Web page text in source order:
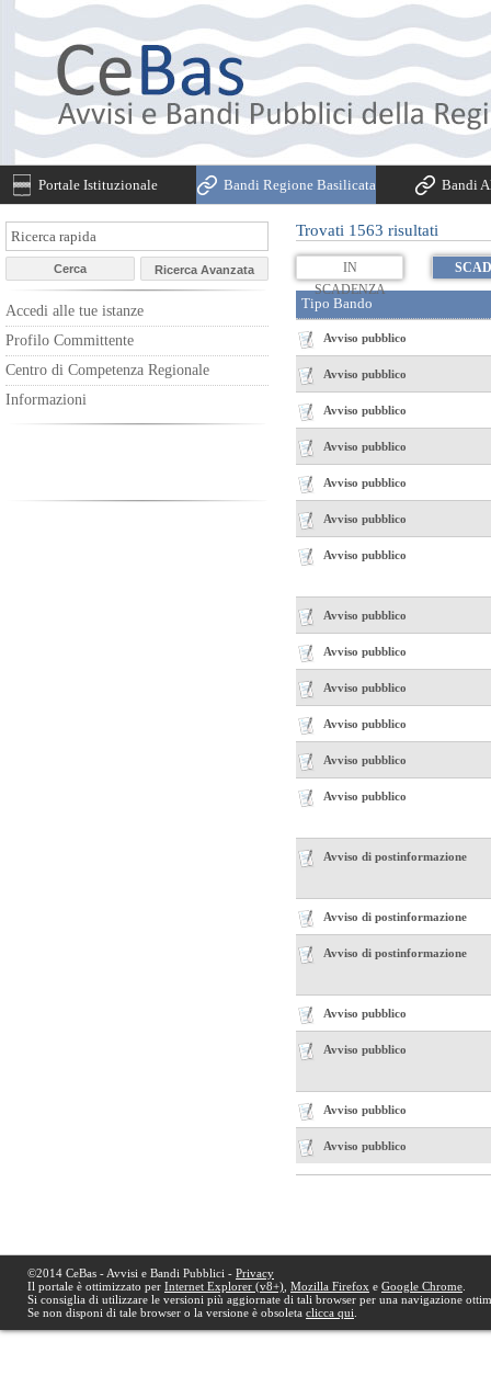
Portale Istituzionale Bandi Regione Basilicata Bandi
Accedi alle tue istanze
Profilo Committente
Centro di Competenza Regionale
Informazioni
Trovati 1563 risultati
IN
SCADENZA
Avviso pubblico
Avviso pubblico
Avviso pubblico
Avviso pubblico
Avviso pubblico
Avviso pubblico
Avviso pubblico
Avviso pubblico
Avviso pubblico
Avviso pubblico
Avviso pubblico
Avviso pubblico
Avviso pubblico
Avviso di postinformazione
Avviso di postinformazione
Avviso di postinformazione
Avviso pubblico
Avviso pubblico
Avviso pubblico
Avviso pubblico
©2014 CeBas - Avvisi e Bandi Pubblici - Privacy
Il portale è ottimizzato per Internet Explorer (v8+) Mozilla Firefox e Google Chrome
Si consiglia di utilizzare le versioni più aggiornate di tali browser per una navigazione
Se non disponi di tale browser o la versione è obsoleta clicca qui